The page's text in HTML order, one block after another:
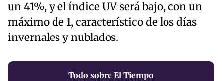
un 41%, y el índice UV será bajo, con un
máximo de 1, característico de los días
invernales y nublados.
Todo sobre El Tiempo